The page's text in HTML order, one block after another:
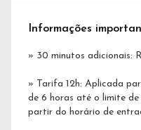
Informações
» 30 minutos adicionais:
» Tarifa 12h: Aplicada
de 6 horas até o limite de
partir do horário de